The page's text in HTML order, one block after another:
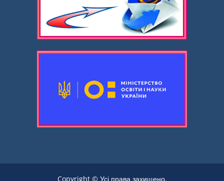
Copyright © Усі права захищено.